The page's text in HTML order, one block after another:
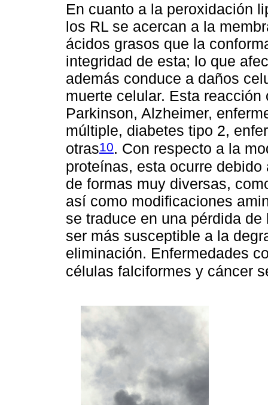
En cuanto a la peroxidación
los RL se acercan a la
ácidos grasos que la
integridad de esta; lo que
además conduce a daños
muerte celular. Esta
Parkinson, Alzheimer,
múltiple, diabetes tipo 2,
otras10. Con respecto a la
proteínas, esta ocurre
de formas muy diversas,
así como modificaciones
se traduce en una pérdida
ser más susceptible a la
eliminación. Enfermedades
células falciformes y cáncer